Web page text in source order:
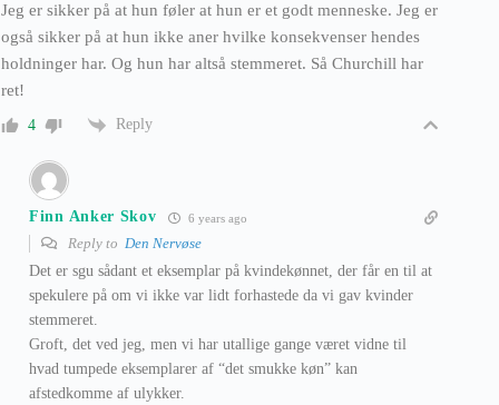
Jeg er sikker på at hun føler at hun er et godt menneske. Jeg er
også sikker på at hun ikke aner hvilke konsekvenser hendes
holdninger har. Og hun har altså stemmeret. Så Churchill har
ret!
4 Reply
Finn Anker Skov 6 years ago
Reply to Den Nervøse
Det er sgu sådant et eksemplar på kvindekønnet, der får en til at
spekulere på om vi ikke var lidt forhastede da vi gav kvinder
stemmeret.
Groft, det ved jeg, men vi har utallige gange været vidne til
hvad tumpede eksemplarer af “det smukke køn” kan
afstedkomme af ulykker.